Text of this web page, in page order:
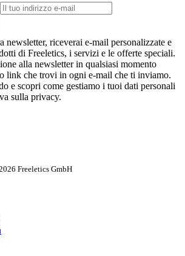
newsletter, riceverai e-mail personalizzate e
di Freeletics, i servizi e le offerte speciali.
alla newsletter in qualsiasi momento
link che trovi in ogni e-mail che ti inviamo.
e scopri come gestiamo i tuoi dati personali
sulla privacy.
Freeletics GmbH